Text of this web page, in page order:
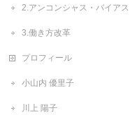
2.アンコンシャス・バイアス
3.働き方改革
プロフィール
小山内 優里子
川上 陽子